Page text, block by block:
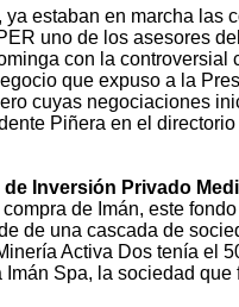
estaban en marcha las
uno de los asesores
con la controversial
que expuso a la
cuyas negociaciones
Piñera en el
de Inversión Privado
de Imán, este
de una cascada de
Activa Dos tenía el
Spa, la sociedad